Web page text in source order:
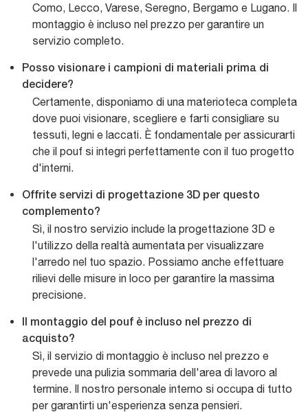
Como, Lecco, Varese, Seregno, Bergamo e Lugano. Il
montaggio è incluso nel prezzo per garantire un
servizio completo.
Posso visionare i campioni di materiali prima di
decidere?
Certamente, disponiamo di una materioteca completa
dove puoi visionare, scegliere e farti consigliare su
tessuti, legni e laccati. È fondamentale per assicurarti
che il pouf si integri perfettamente con il tuo progetto
d'interni.
Offrite servizi di progettazione 3D per questo
complemento?
Sì, il nostro servizio include la progettazione 3D e
l'utilizzo della realtà aumentata per visualizzare
l'arredo nel tuo spazio. Possiamo anche effettuare
rilievi delle misure in loco per garantire la massima
precisione.
Il montaggio del pouf è incluso nel prezzo di
acquisto?
Sì, il servizio di montaggio è incluso nel prezzo e
prevede una pulizia sommaria dell'area di lavoro al
termine. Il nostro personale interno si occupa di tutto
per garantirti un'esperienza senza pensieri.